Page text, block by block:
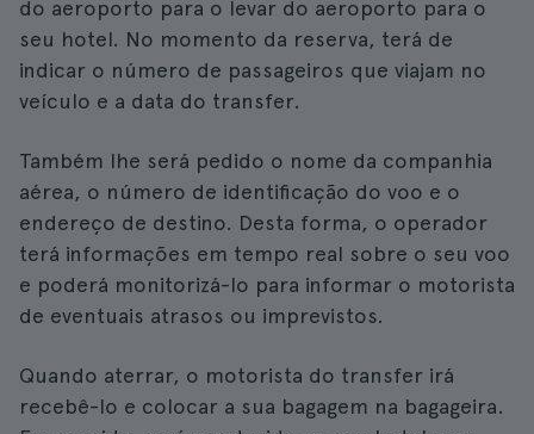
do aeroporto para o levar do aeroporto para o
seu hotel. No momento da reserva, terá de
indicar o número de passageiros que viajam no
veículo e a data do transfer.
Também lhe será pedido o nome da companhia
aérea, o número de identificação do voo e o
endereço de destino. Desta forma, o operador
terá informações em tempo real sobre o seu voo
e poderá monitorizá-lo para informar o motorista
de eventuais atrasos ou imprevistos.
Quando aterrar, o motorista do transfer irá
recebê-lo e colocar a sua bagagem na bagageira.